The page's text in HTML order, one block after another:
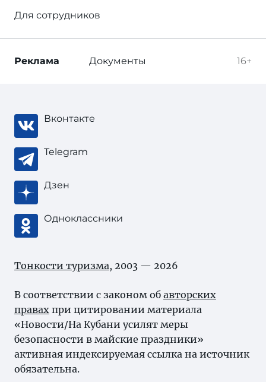
Для сотрудников
16+
Реклама Документы
Вконтакте
Telegram
Дзен
Одноклассники
Тонкости туризма, 2003 — 2026
В соответствии с законом об авторских
правах при цитировании материала
«Новости/На Кубани усилят меры
безопасности в майские праздники»
активная индексируемая ссылка на источник
обязательна.